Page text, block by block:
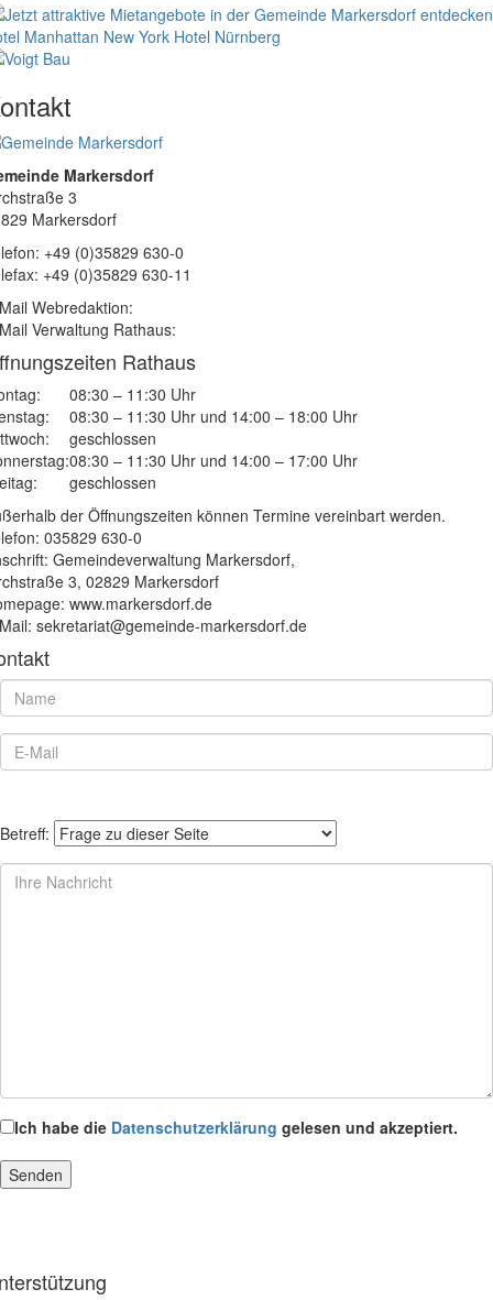
Manhattan New York Hotel Nürnberg
Markersdorf
3
Markersdorf
+49 (0)35829 630-0
+49 (0)35829 630-11
Webredaktion:
Verwaltung Rathaus:
Rathaus
08:30 – 11:30 Uhr
08:30 – 11:30 Uhr und 14:00 – 18:00 Uhr
geschlossen
08:30 – 11:30 Uhr und 14:00 – 17:00 Uhr
geschlossen
der Öffnungszeiten können Termine vereinbart werden.
035829 630-0
Gemeindeverwaltung Markersdorf,
3, 02829 Markersdorf
www.markersdorf.de
sekretariat@gemeinde-markersdorf.de
Betreff:
Ich habe die Datenschutzerklärung gelesen und akzeptiert.